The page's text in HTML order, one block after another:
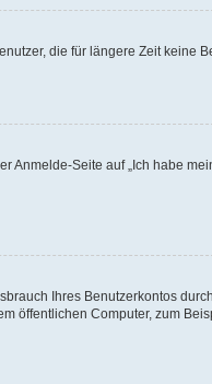
die für längere Zeit keine
Anmelde-Seite auf „Ich habe
Ihres Benutzerkontos
öffentlichen Computer, zum